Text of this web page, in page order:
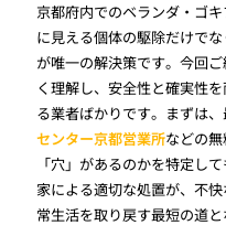
京都府内でのベランダ・ゴ
に見える個体の駆除だけで
が唯一の解決策です。今回
く理解し、安全性と確実性
る業者ばかりです。まずは
センター京都営業所などの
「穴」があるのかを特定し
家による適切な処置が、不
常生活を取り戻す最短の道と